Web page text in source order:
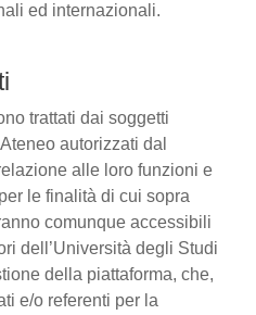
ed internazionali.
trattati dai soggetti
autorizzati dal
alle loro funzioni e
le finalità di cui sopra
comunque accessibili
dell’Università degli Studi
della piattaforma, che,
e/o referenti per la